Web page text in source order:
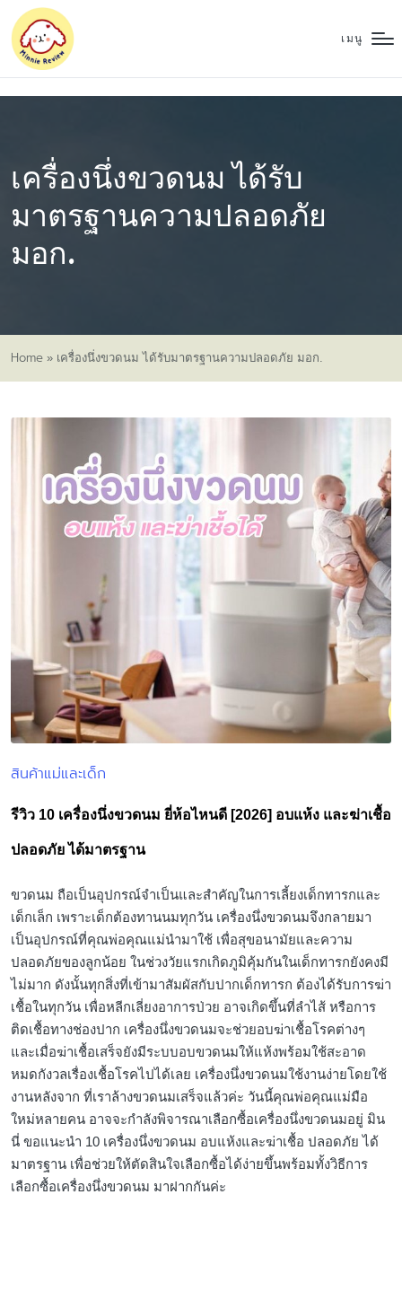
เมนู
เครื่องนึ่งขวดนม ได้รับ
มาตรฐานความปลอดภัย
มอก.
Home » เครื่องนึ่งขวดนม ได้รับมาตรฐานความปลอดภัย มอก.
Posted
สินค้าแม่และเด็ก
รีวิว 10 เครื่องนึ่งขวดนม ยี่ห้อไหนดี [2026] อบแห้ง และฆ่าเชื้อ
ปลอดภัย ได้มาตรฐาน
ขวดนม ถือเป็นอุปกรณ์จำเป็นและสำคัญในการเลี้ยงเด็กทารกและ
เด็กเล็ก เพราะเด็กต้องทานนมทุกวัน เครื่องนึ่งขวดนมจึงกลายมา
เป็นอุปกรณ์ที่คุณพ่อคุณแม่นำมาใช้ เพื่อสุขอนามัยและความ
ปลอดภัยของลูกน้อย ในช่วงวัยแรกเกิดภูมิคุ้มกันในเด็กทารกยังคงมี
ไม่มาก ดังนั้นทุกสิ่งที่เข้ามาสัมผัสกับปากเด็กทารก ต้องได้รับการฆ่า
เชื้อในทุกวัน เพื่อหลีกเลี่ยงอาการป่วย อาจเกิดขึ้นที่ลำไส้ หรือการ
ติดเชื้อทางช่องปาก เครื่องนึ่งขวดนมจะช่วยอบฆ่าเชื้อโรคต่างๆ
และเมื่อฆ่าเชื้อเสร็จยังมีระบบอบขวดนมให้แห้งพร้อมใช้สะอาด
หมดกังวลเรื่องเชื้อโรคไปได้เลย เครื่องนึ่งขวดนมใช้งานง่ายโดยใช้
งานหลังจาก ที่เราล้างขวดนมเสร็จแล้วค่ะ วันนี้คุณพ่อคุณแม่มือ
ใหม่หลายคน อาจจะกำลังพิจารณาเลือกซื้อเครื่องนึ่งขวดนมอยู่ มิน
นี่ ขอแนะนำ 10 เครื่องนึ่งขวดนม อบแห้งและฆ่าเชื้อ ปลอดภัย ได้
มาตรฐาน เพื่อช่วยให้ตัดสินใจเลือกซื้อได้ง่ายขึ้นพร้อมทั้งวิธีการ
เลือกซื้อเครื่องนึ่งขวดนม มาฝากกันค่ะ